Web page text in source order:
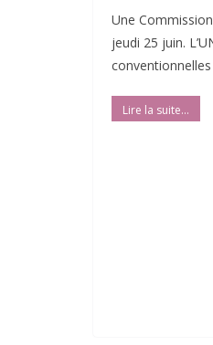
Une
jeudi 25 juin.